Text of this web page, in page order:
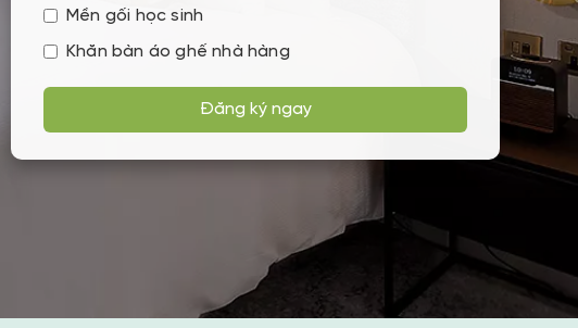
Mền gối học sinh
Khăn bàn áo ghế nhà hàng
Đăng ký ngay